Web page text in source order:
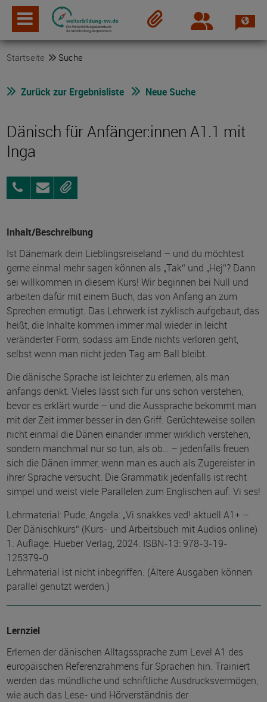
Login
Startseite Suche
Zurück zur Ergebnisliste Neue Suche
Dänisch für Anfänger:innen A1.1 mit
Inga
0157
38435587
AnfragenMerken
Inhalt/Beschreibung
Ist Dänemark dein Lieblingsreiseland – und du möchtest
gerne einmal mehr sagen können als „Tak“ und „Hej“? Dann
sei willkommen in diesem Kurs! Wir beginnen bei Null und
arbeiten dafür mit einem Buch, das von Anfang an zum
Sprechen ermutigt. Das Lehrwerk ist zyklisch aufgebaut, das
heißt, die Inhalte kommen immer mal wieder in leicht
veränderter Form, sodass am Ende nichts verloren geht,
selbst wenn man nicht jeden Tag am Ball bleibt.
Die dänische Sprache ist leichter zu erlernen, als man
anfangs denkt. Vieles lässt sich für uns schon verstehen,
bevor es erklärt wurde – und die Aussprache bekommt man
mit der Zeit immer besser in den Griff. Gerüchteweise sollen
nicht einmal die Dänen einander immer wirklich verstehen,
sondern manchmal nur so tun, als ob… – jedenfalls freuen
sich die Dänen immer, wenn man es auch als Zugereister in
ihrer Sprache versucht. Die Grammatik jedenfalls ist recht
simpel und weist viele Parallelen zum Englischen auf. Vi ses!
Lehrmaterial: Pude, Angela: „Vi snakkes ved! aktuell A1+ –
Der Dänischkurs“ (Kurs- und Arbeitsbuch mit Audios online)
1. Auflage. Hueber Verlag, 2024. ISBN-13: 978-3-19-
125379-0
Lehrmaterial ist nicht inbegriffen. (Ältere Ausgaben können
parallel genutzt werden.)
Lernziel
Erlernen der dänischen Alltagssprache zum Level A1 des
europäischen Referenzrahmens für Sprachen hin. Trainiert
werden das mündliche und schriftliche Ausdrucksvermögen,
wie auch das Lese- und Hörverständnis der